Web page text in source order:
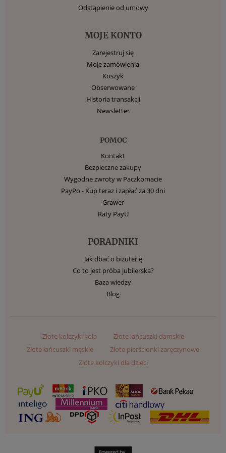
Odstąpienie od umowy
MOJE KONTO
Zarejestruj się
Moje zamówienia
Koszyk
Obserwowane
Historia transakcji
Newsletter
POMOC
Kontakt
Bezpieczne zakupy
Wygodne zwroty w Paczkomacie
PayPo - Kup teraz i zapłać za 30 dni
Grawer
Raty PayU
PORADNIKI
Jak dbać o biżuterię
Co to jest próba jubilerska?
Baza wiedzy
Blog
Złote kolczyki koła
Złote łańcuszki damskie
Złote łańcuszki męskie
Złote pierścionki zaręczynowe
Złote kolczyki dla dzieci